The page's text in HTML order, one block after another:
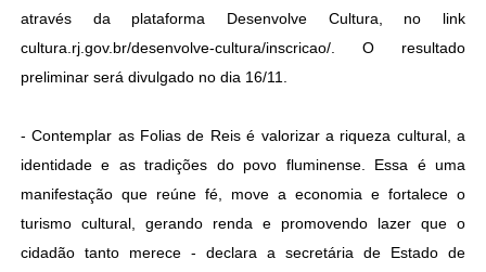
através da plataforma Desenvolve Cultura, no link
cultura.rj.gov.br/desenvolve-cultura/inscricao/. O resultado
preliminar será divulgado no dia 16/11.
- Contemplar as Folias de Reis é valorizar a riqueza cultural, a
identidade e as tradições do povo fluminense. Essa é uma
manifestação que reúne fé, move a economia e fortalece o
turismo cultural, gerando renda e promovendo lazer que o
cidadão tanto merece - declara a secretária de Estado de